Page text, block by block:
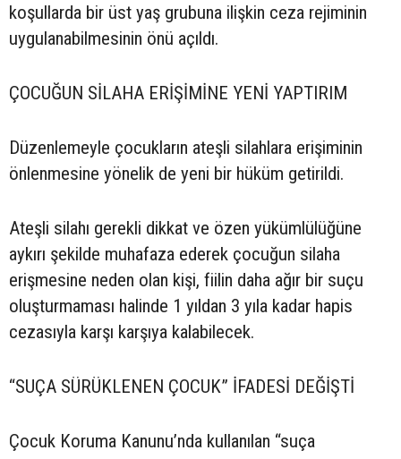
koşullarda bir üst yaş grubuna ilişkin ceza rejiminin
uygulanabilmesinin önü açıldı.
ÇOCUĞUN SİLAHA ERİŞİMİNE YENİ YAPTIRIM
Düzenlemeyle çocukların ateşli silahlara erişiminin
önlenmesine yönelik de yeni bir hüküm getirildi.
Ateşli silahı gerekli dikkat ve özen yükümlülüğüne
aykırı şekilde muhafaza ederek çocuğun silaha
erişmesine neden olan kişi, fiilin daha ağır bir suçu
oluşturmaması halinde 1 yıldan 3 yıla kadar hapis
cezasıyla karşı karşıya kalabilecek.
“SUÇA SÜRÜKLENEN ÇOCUK” İFADESİ DEĞİŞTİ
Çocuk Koruma Kanunu’nda kullanılan “suça